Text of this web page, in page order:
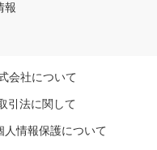
報
会社について
引法に関して
人情報保護について